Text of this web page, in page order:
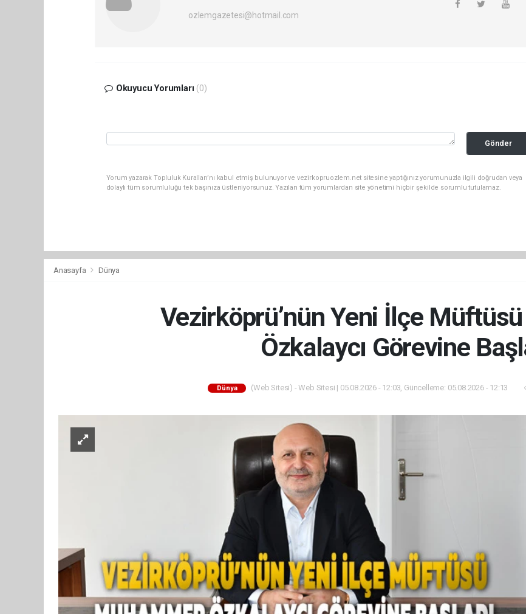
ozlemgazetesi@hotmail.com
Okuyucu Yorumları (0)
Gönder
Yorum yazarak Topluluk Kuralları’nı kabul etmiş bulunuyor ve vezirkopruozlem.net sitesine yaptığınız yorumunuzla ilgili doğrudan veya
dolaylı tüm sorumluluğu tek başınıza üstleniyorsunuz. Yazılan tüm yorumlardan site yönetimi hiçbir şekilde sorumlu tutulamaz.
Anasayfa Dünya
Vezirköprü’nün Yeni İlçe
Özkalaycı Görevine
Dünya (Web Sitesi) - Web Sitesi | 05.08.2026 - 12:03, Güncelleme: 05.08.2026 - 12:13